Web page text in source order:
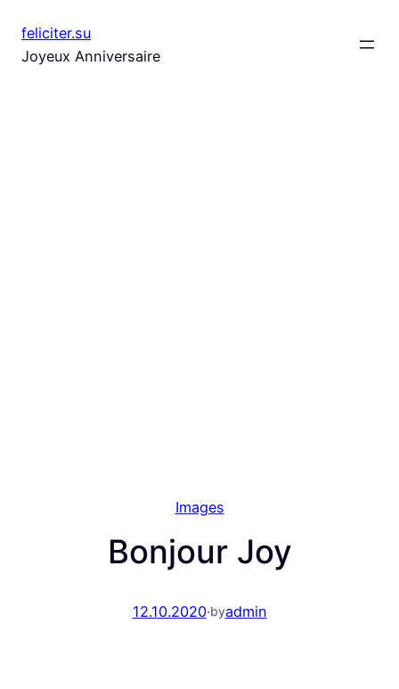
au
contenu
feliciter.su
Joyeux Anniversaire
Images
Bonjour Joy
12.10.2020·byadmin